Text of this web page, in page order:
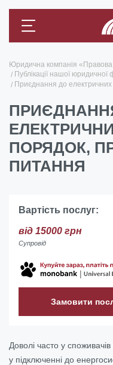
Юридична компанія
Публікації нашої юридичної
Приєднання до
ПОРЯДОК,
ПИТАННЯ
Вартість послуг:
від 15000 грн
Супровід
Замовити
Доволі часто у
у підключенні до